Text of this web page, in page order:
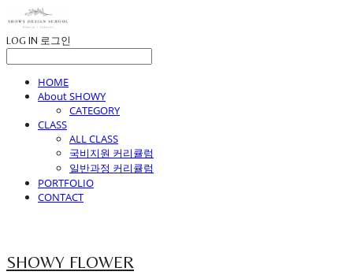
LOG IN 로그인
HOME
About SHOWY
CATEGORY
CLASS
ALL CLASS
국비지원 커리큘럼
일반과정 커리큘럼
PORTFOLIO
CONTACT
SHOWY FLOWER